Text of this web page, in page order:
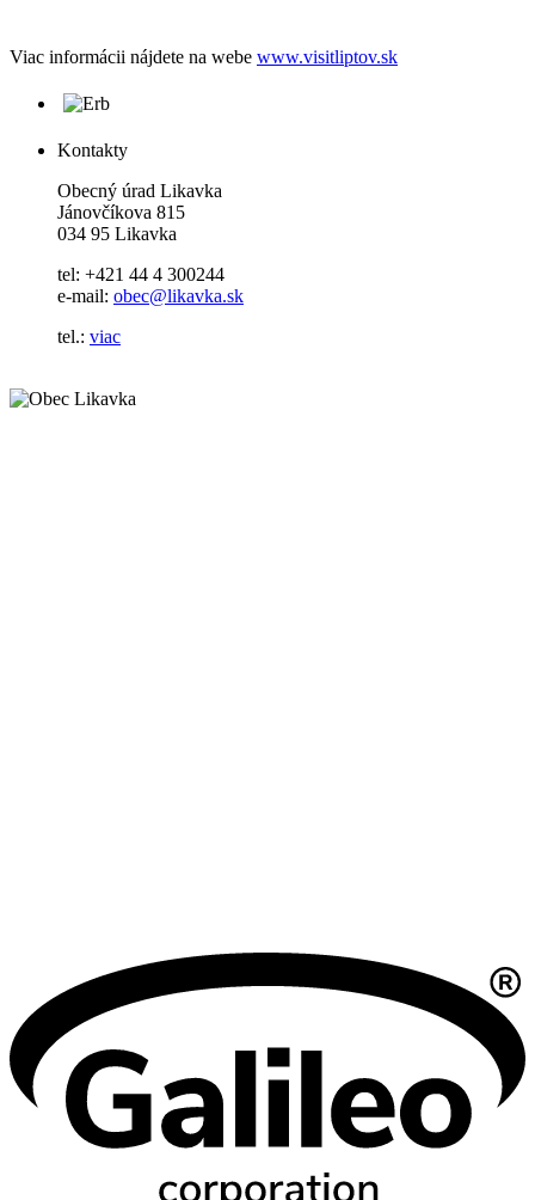
Viac informácii nájdete na webe www.visitliptov.sk
Kontakty
Obecný úrad Likavka
Jánovčíkova 815
034 95 Likavka
tel: +421 44 4 300244
e-mail: obec@likavka.sk
tel.: viac